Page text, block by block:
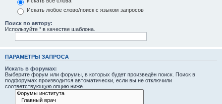
Искать любое слово/поиск с языком запросов
Поиск по автору:
Используйте * в качестве шаблона.
ПАРАМЕТРЫ ЗАПРОСА
Искать в форумах:
Выберите форум или форумы, в которых будет произведён поиск. Поиск в
подфорумах производится автоматически, если вы не отключили
соответствующую опцию ниже.